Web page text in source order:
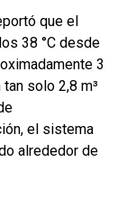
que el
38 °C desde
3
solo 2,8 m³
el sistema
alrededor de